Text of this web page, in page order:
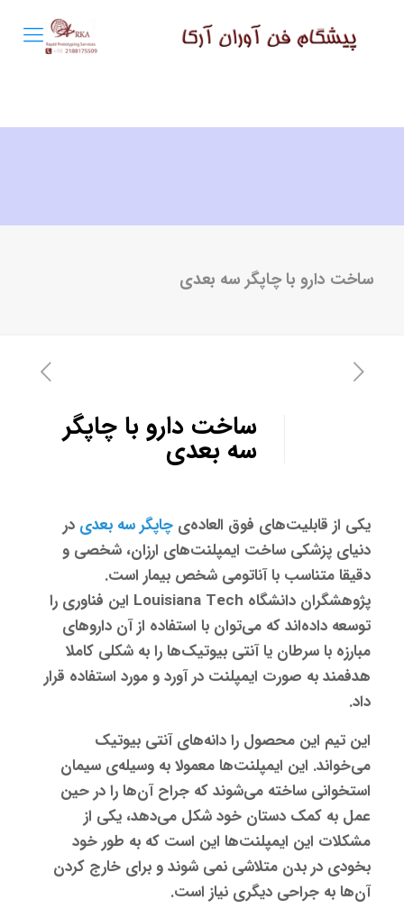
ساخت دارو با چاپگر سه بعدی
ساخت دارو با چاپگر
سه بعدی
یکی از قابلیت‌های فوق العاده‌ی چاپگر سه بعدی در
دنیای پزشکی ساخت ایمپلنت‌های ارزان، شخصی و
دقیقا متناسب با آناتومی شخص بیمار است.
پژوهشگران دانشگاه Louisiana Tech این فناوری را
توسعه داده‌اند که می‌توان با استفاده از آن داروهای
مبارزه با سرطان یا آنتی بیوتیک‌ها را به شکلی کاملا
هدفمند به صورت ایمپلنت در آورد و مورد استفاده قرار
داد.
این تیم این محصول را دانه‌های آنتی بیوتیک
می‌خواند. این ایمپلنت‌ها معمولا به وسیله‌ی سیمان
استخوانی ساخته می‌شوند که جراح آن‌ها را در حین
عمل به کمک دستان خود شکل می‌دهد، یکی از
مشکلات این ایمپلنت‌ها این است که به طور خود
بخودی در بدن متلاشی نمی شوند و برای خارج کردن
آن‌ها به جراحی دیگری نیاز است.